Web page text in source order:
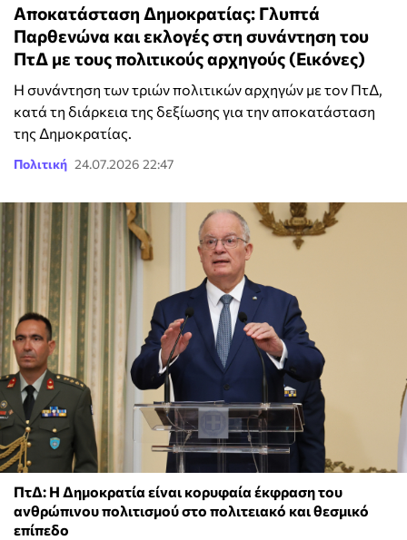
Αποκατάσταση Δημοκρατίας: Γλυπτά
Παρθενώνα και εκλογές στη συνάντηση του
ΠτΔ με τους πολιτικούς αρχηγούς (Εικόνες)
Η συνάντηση των τριών πολιτικών αρχηγών με τον ΠτΔ,
κατά τη διάρκεια της δεξίωσης για την αποκατάσταση
της Δημοκρατίας.
Πολιτική 24.07.2026 22:47
ΠτΔ: Η Δημοκρατία είναι κορυφαία έκφραση του
ανθρώπινου πολιτισμού στο πολιτειακό και θεσμικό
επίπεδο